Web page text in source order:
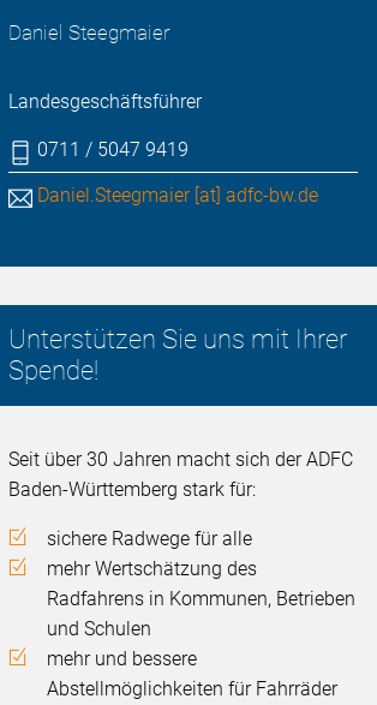
Daniel Steegmaier
Landesgeschäftsführer
0711 / 5047 9419
Daniel.Steegmaier [at] adfc-bw.de
Unterstützen Sie uns mit Ihrer
Spende!
Seit über 30 Jahren macht sich der ADFC
Baden-Württemberg stark für:
sichere Radwege für alle
mehr Wertschätzung des
Radfahrens in Kommunen, Betrieben
und Schulen
mehr und bessere
Abstellmöglichkeiten für Fahrräder